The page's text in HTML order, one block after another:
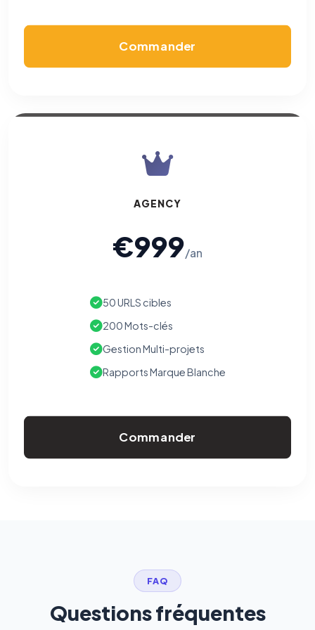
Commander
AGENCY
€999/an
50 URLS cibles
200 Mots-clés
Gestion Multi-projets
Rapports Marque Blanche
Commander
FAQ
Questions fréquentes
pixels 2026 / FAQ juillet 2026).Ce suivi n'est pas géré par ce
contact@logicielreferencement.com
(section Traceurs dans les Courriels).